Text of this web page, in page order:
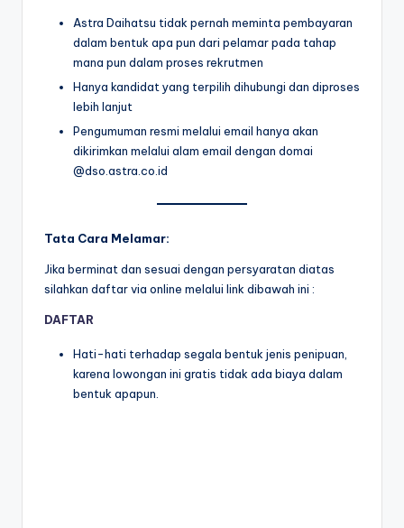
Astra Daihatsu tidak pernah meminta pembayaran
dalam bentuk apa pun dari pelamar pada tahap
mana pun dalam proses rekrutmen
Hanya kandidat yang terpilih dihubungi dan diproses
lebih lanjut
Pengumuman resmi melalui email hanya akan
dikirimkan melalui alam email dengan domai
@dso.astra.co.id
Tata Cara Melamar:
Jika berminat dan sesuai dengan persyaratan diatas
silahkan daftar via online melalui link dibawah ini :
DAFTAR
Hati-hati terhadap segala bentuk jenis penipuan,
karena lowongan ini gratis tidak ada biaya dalam
bentuk apapun.